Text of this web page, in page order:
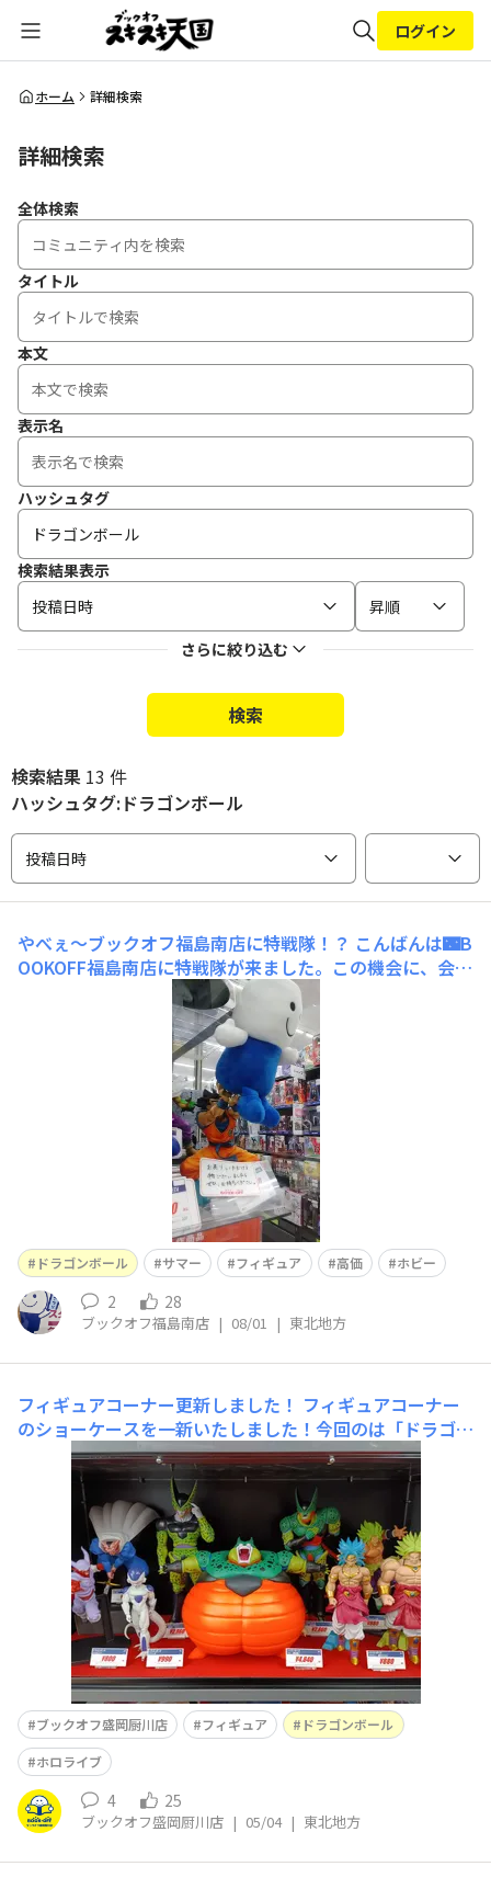
全体検索
ログイン
ホーム 詳細検索
詳細検索
全体検索
タイトル
本文
表示名
ハッシュタグ
検索結果表示
投稿日時
昇順
さらに絞り込む
検索
検索結果 13 件
ハッシュタグ:ドラゴンボール
投稿日時
やべぇ～ブックオフ福島南店に特戦隊！？ こんばんは🌃B
OOKOFF福島南店に特戦隊が来ました。この機会に、会い
にだけでも来てみませんか？カッコよくポーズをして皆様
をお待ちしております。もちろん、ご購入して、お家にご
招待も可能です☺こちらは、よむよむ君と悟空さんのBO
OKOFF特戦隊ポーズです。(*^_^*)
ドラゴンボール サマー フィギュア 高価 ホビー
2 28
ブックオフ福島南店 | 08/01 | 東北地方
フィギュアコーナー更新しました！ フィギュアコーナー
のショーケースを一新いたしました！今回のは「ドラゴン
ボール」と「ホロライブ」でショーケースを作ってみまし
たｗドラゴンボールは悟空やベジータみたなZ戦士ではな
く、敵キャラのみを集めてみました👍オススメは爆発直前
のセルですねｗ鳥山明先生の書く敵キャラはみんな魅力的
なのでどれも好きです(
ブックオフ盛岡厨川店 フィギュア
ドラゴンボール
ホロライブ
4 25
ブックオフ盛岡厨川店 | 05/04 | 東北地方